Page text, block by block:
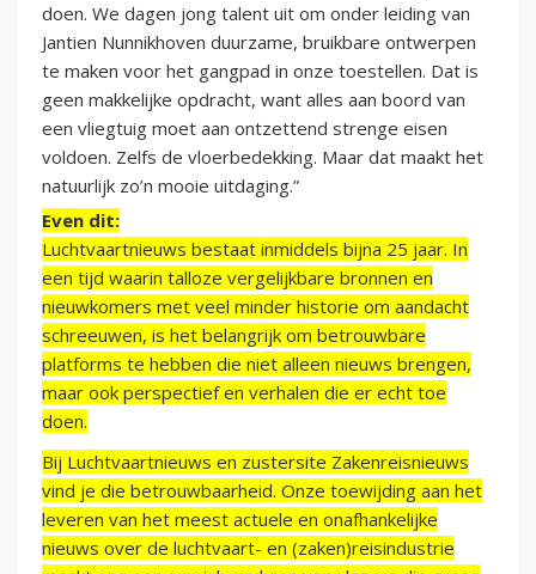
doen. We dagen jong talent uit om onder leiding van
Jantien Nunnikhoven duurzame, bruikbare ontwerpen
te maken voor het gangpad in onze toestellen. Dat is
geen makkelijke opdracht, want alles aan boord van
een vliegtuig moet aan ontzettend strenge eisen
voldoen. Zelfs de vloerbedekking. Maar dat maakt het
natuurlijk zo’n mooie uitdaging.”
Even dit:
Luchtvaartnieuws bestaat inmiddels bijna 25 jaar. In
een tijd waarin talloze vergelijkbare bronnen en
nieuwkomers met veel minder historie om aandacht
schreeuwen, is het belangrijk om betrouwbare
platforms te hebben die niet alleen nieuws brengen,
maar ook perspectief en verhalen die er echt toe
doen.
Bij Luchtvaartnieuws en zustersite Zakenreisnieuws
vind je die betrouwbaarheid. Onze toewijding aan het
leveren van het meest actuele en onafhankelijke
nieuws over de luchtvaart- en (zaken)reisindustrie